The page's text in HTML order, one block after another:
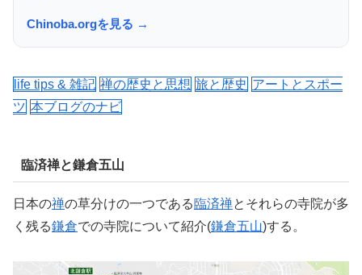
Chinoba.orgを見る →
life tips & 雑記 禅の歴史と思想 旅と歴史 アートとスポー
ツ 本ブログのナビ
臨済禅と鎌倉五山
日本の禅の草分けの一つである臨済禅とそれらの寺院が多
く残る鎌倉での寺院について紹介(鎌倉五山)する。